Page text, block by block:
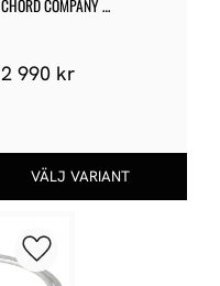
CHORD COMPANY
2 990 kr
Lägg till i favoriter